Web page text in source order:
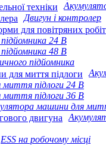
Двигун і контролер
24 В
48 В
підйомника
підлоги 24 В
підлоги 36 В
машини для
ESS на робочому місці